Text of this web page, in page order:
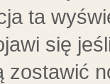
ta
się
zostawić